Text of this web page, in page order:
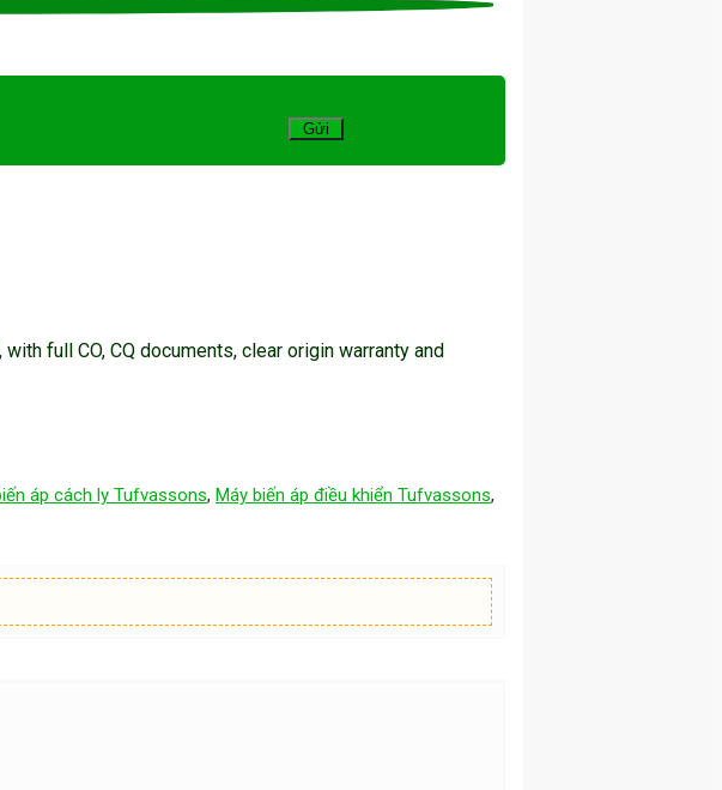
with full CO, CQ documents, clear origin warranty and
áp cách ly Tufvassons, Máy biến áp điều khiển Tufvassons,